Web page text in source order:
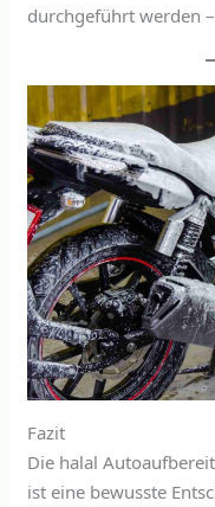
durchgeführt werden
Fazit
Die halal
ist eine bewusste